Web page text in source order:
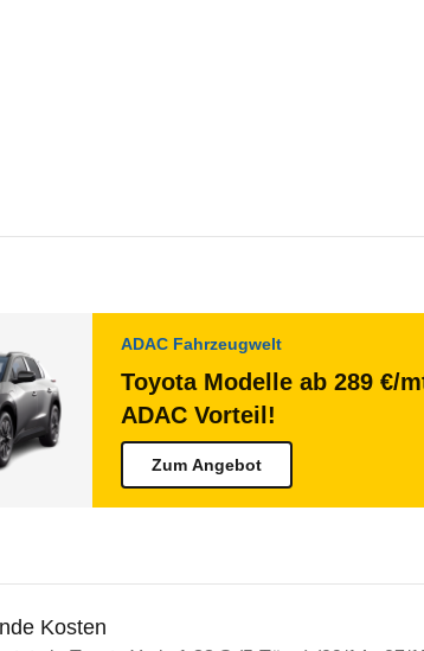
ADAC Fahrzeugwelt
Toyota Modelle ab 289 €/
ADAC Vorteil!
Zum Angebot
Kosten